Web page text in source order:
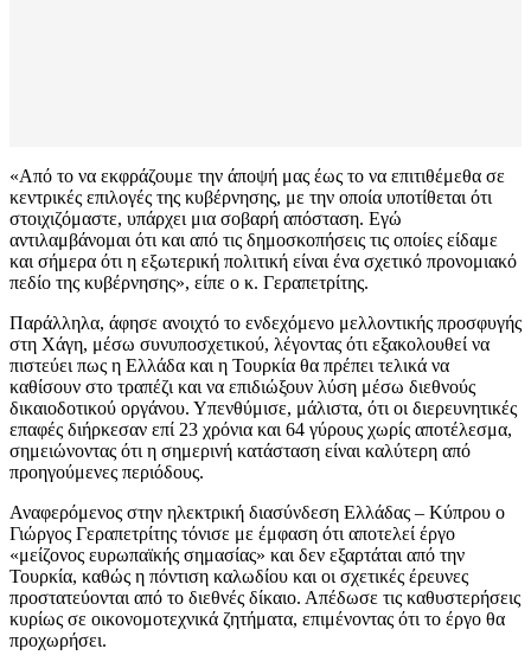
«Από το να εκφράζουμε την άποψή μας έως το να επιτιθέμεθα σε
κεντρικές επιλογές της κυβέρνησης, με την οποία υποτίθεται ότι
στοιχιζόμαστε, υπάρχει μια σοβαρή απόσταση. Εγώ
αντιλαμβάνομαι ότι και από τις δημοσκοπήσεις τις οποίες είδαμε
και σήμερα ότι η εξωτερική πολιτική είναι ένα σχετικό προνομιακό
πεδίο της κυβέρνησης», είπε ο κ. Γεραπετρίτης.
Παράλληλα, άφησε ανοιχτό το ενδεχόμενο μελλοντικής προσφυγής
στη Χάγη, μέσω συνυποσχετικού, λέγοντας ότι εξακολουθεί να
πιστεύει πως η Ελλάδα και η Τουρκία θα πρέπει τελικά να
καθίσουν στο τραπέζι και να επιδιώξουν λύση μέσω διεθνούς
δικαιοδοτικού οργάνου. Υπενθύμισε, μάλιστα, ότι οι διερευνητικές
επαφές διήρκεσαν επί 23 χρόνια και 64 γύρους χωρίς αποτέλεσμα,
σημειώνοντας ότι η σημερινή κατάσταση είναι καλύτερη από
προηγούμενες περιόδους.
Αναφερόμενος στην ηλεκτρική διασύνδεση Ελλάδας – Κύπρου ο
Γιώργος Γεραπετρίτης τόνισε με έμφαση ότι αποτελεί έργο
«μείζονος ευρωπαϊκής σημασίας» και δεν εξαρτάται από την
Τουρκία, καθώς η πόντιση καλωδίου και οι σχετικές έρευνες
προστατεύονται από το διεθνές δίκαιο. Απέδωσε τις καθυστερήσεις
κυρίως σε οικονομοτεχνικά ζητήματα, επιμένοντας ότι το έργο θα
προχωρήσει.